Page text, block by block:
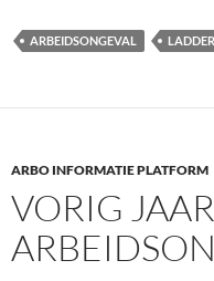
ARBEIDSONGEVAL LADDER
ARBO INFORMATIE PLATFORM
VORIG